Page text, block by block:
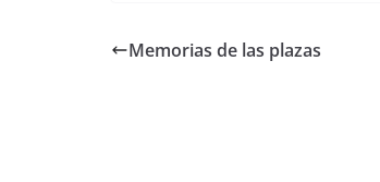
b er
Memorias de las plazas